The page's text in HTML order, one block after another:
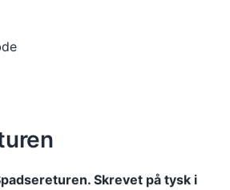
Skrevet på tysk i